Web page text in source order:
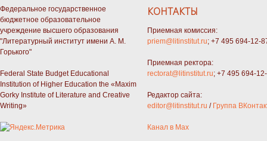
Федеральное государственное
бюджетное образовательное
учреждение высшего образования
"Литературный институт имени А. М.
Горького"
Federal State Budget Educational
Institution of Higher Education the «Maxim
Gorky Institute of Literature and Creative
Writing»
КОНТАКТЫ
Приемная комиссия:
priem@litinstitut.ru; +7 495 694-12-
Приемная ректора:
rectorat@litinstitut.ru; +7 495 694-
Редактор сайта:
editor@litinstitut.ru / Группа
Канал в Max